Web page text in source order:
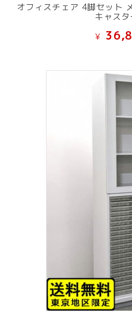
オフィスチェア 4脚セット
キャス
¥